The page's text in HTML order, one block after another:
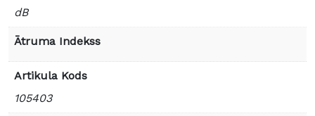
dB
Ātruma Indekss
Artikula Kods
105403